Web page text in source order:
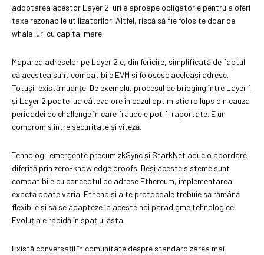
adoptarea acestor Layer 2-uri e aproape obligatorie pentru a oferi
taxe rezonabile utilizatorilor. Altfel, riscă să fie folosite doar de
whale-uri cu capital mare.
Maparea adreselor pe Layer 2 e, din fericire, simplificată de faptul
că acestea sunt compatibile EVM și folosesc aceleași adrese.
Totuși, există nuanțe. De exemplu, procesul de bridging între Layer 1
și Layer 2 poate lua câteva ore în cazul optimistic rollups din cauza
perioadei de challenge în care fraudele pot fi raportate. E un
compromis între securitate și viteză.
Tehnologii emergente precum zkSync și StarkNet aduc o abordare
diferită prin zero-knowledge proofs. Deși aceste sisteme sunt
compatibile cu conceptul de adrese Ethereum, implementarea
exactă poate varia. Ethena și alte protocoale trebuie să rămână
flexibile și să se adapteze la aceste noi paradigme tehnologice.
Evoluția e rapidă în spațiul ăsta.
Există conversații în comunitate despre standardizarea mai